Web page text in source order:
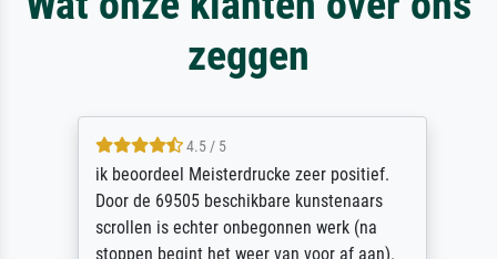
zeggen
4.5 / 5
ik beoordeel Meisterdrucke zeer positief.
Door de 69505 beschikbare kunstenaars
scrollen is echter onbegonnen werk (na
stoppen begint het weer van voor af aan).